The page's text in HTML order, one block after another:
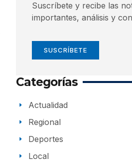
Suscríbete y recibe las
importantes, análisis y
SUSCRÍBETE
Categorías
Actualidad
Regional
Deportes
Local